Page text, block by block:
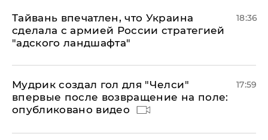
Тайвань впечатлен, что Украина
сделала с армией России стратегией
"адского ландшафта"
18:36
Мудрик создал гол для "Челси"
впервые после возвращение на поле:
опубликовано видео
17:59